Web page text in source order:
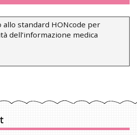
allo standard HONcode per
dell’informazione medica